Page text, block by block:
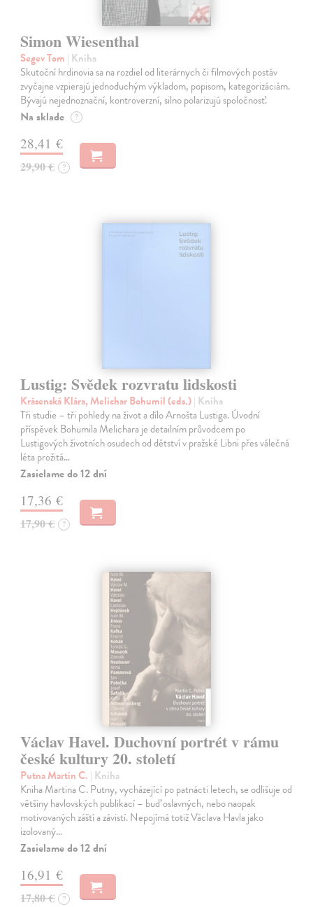
Simon Wiesenthal
Segev Tom | Kniha
Skutoční hrdinovia sa na rozdiel od literárnych či filmových postáv
zvyčajne vzpierajú jednoduchým výkladom, popisom, kategorizáciám.
Bývajú nejednoznační, kontroverzní, silno polarizujú spoločnosť.
Na sklade ?
28,41 €
29,90 € ?
Lustig: Svědek rozvratu lidskosti
Krásenská Klára, Melichar Bohumil (eds.)| Kniha
Tři studie – tři pohledy na život a dílo Arnošta Lustiga. Úvodní
příspěvek Bohumila Melichara je detailním průvodcem po
Lustigových životních osudech od dětství v pražské Libni přes válečná
léta prožitá…
Zasielame do 12 dní
17,36 €
17,90 € ?
Václav Havel. Duchovní portrét v rámu
české kultury 20. století
Putna Martin C. | Kniha
Kniha Martina C. Putny, vycházející po patnácti letech, se odlišuje od
většiny havlovských publikací – buď oslavných, nebo naopak
motivovaných záští a závistí. Nepojímá totiž Václava Havla jako
izolovaný…
Zasielame do 12 dní
16,91 €
17,80 € ?